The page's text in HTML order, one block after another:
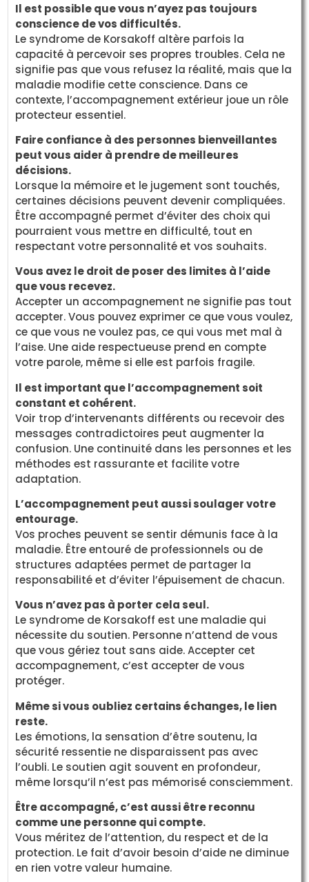
Il est possible que vous n’ayez pas toujours
conscience de vos difficultés.
Le syndrome de Korsakoff altère parfois la
capacité à percevoir ses propres troubles. Cela ne
signifie pas que vous refusez la réalité, mais que la
maladie modifie cette conscience. Dans ce
contexte, l’accompagnement extérieur joue un rôle
protecteur essentiel.
Faire confiance à des personnes bienveillantes
peut vous aider à prendre de meilleures
décisions.
Lorsque la mémoire et le jugement sont touchés,
certaines décisions peuvent devenir compliquées.
Être accompagné permet d’éviter des choix qui
pourraient vous mettre en difficulté, tout en
respectant votre personnalité et vos souhaits.
Vous avez le droit de poser des limites à l’aide
que vous recevez.
Accepter un accompagnement ne signifie pas tout
accepter. Vous pouvez exprimer ce que vous voulez,
ce que vous ne voulez pas, ce qui vous met mal à
l’aise. Une aide respectueuse prend en compte
votre parole, même si elle est parfois fragile.
Il est important que l’accompagnement soit
constant et cohérent.
Voir trop d’intervenants différents ou recevoir des
messages contradictoires peut augmenter la
confusion. Une continuité dans les personnes et les
méthodes est rassurante et facilite votre
adaptation.
L’accompagnement peut aussi soulager votre
entourage.
Vos proches peuvent se sentir démunis face à la
maladie. Être entouré de professionnels ou de
structures adaptées permet de partager la
responsabilité et d’éviter l’épuisement de chacun.
Vous n’avez pas à porter cela seul.
Le syndrome de Korsakoff est une maladie qui
nécessite du soutien. Personne n’attend de vous
que vous gériez tout sans aide. Accepter cet
accompagnement, c’est accepter de vous
protéger.
Même si vous oubliez certains échanges, le lien
reste.
Les émotions, la sensation d’être soutenu, la
sécurité ressentie ne disparaissent pas avec
l’oubli. Le soutien agit souvent en profondeur,
même lorsqu’il n’est pas mémorisé consciemment.
Être accompagné, c’est aussi être reconnu
comme une personne qui compte.
Vous méritez de l’attention, du respect et de la
protection. Le fait d’avoir besoin d’aide ne diminue
en rien votre valeur humaine.